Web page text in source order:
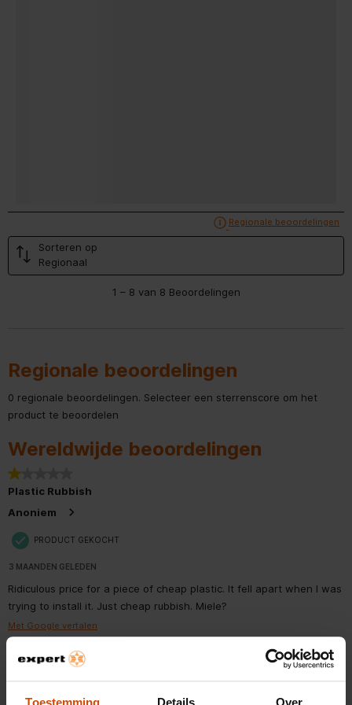
Toestemming Details Over
Regionale beoordelingen
Geef een popup weer met informatie
Sorteren op
Regionaal
1 – 8 van 8 Beoordelingen
Regionale beoordelingen
0 regionale beoordelingen. Selecteer een sterrenscore om het
product te beoordelen
Wereldwijde beoordelingen
1 van 5 sterren.
Plastic Rubbish
Anoniem
PRODUCT GEKOCHT
3 MAANDEN GELEDEN
Ridiculous price for a piece of cheap plastic. It fell apart when I was
trying to install it. Just cheap rubbish. Miele?
Met Google vertalen
Oorspronkelijk gepost op miele.com